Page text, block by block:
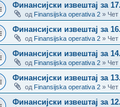
Финансијски извештај за
од Finansijska operativa 2 » Чет
Финансијски извештај за
од Finansijska operativa 2 » Чет
Финансијски извештај за
од Finansijska operativa 2 » Чет
Финансијски извештај за
од Finansijska operativa 2 » Чет
Финансијски извештај за